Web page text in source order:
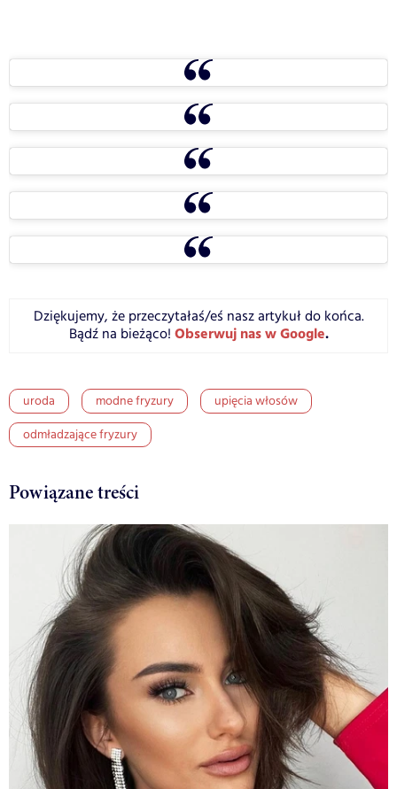
Dziękujemy, że przeczytałaś/eś nasz artykuł do końca.
Bądź na bieżąco! Obserwuj nas w Google.
uroda modne fryzury
upięcia włosów
odmładzające fryzury
Powiązane treści